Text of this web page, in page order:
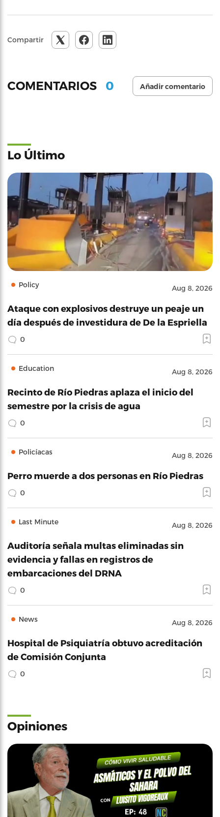
Compartir
COMENTARIOS 0 Añadir comentario
Lo Último
Policy Aug 8, 2026
Ataque con explosivos destruye un peaje un
día después de investidura de De la Espriella
0
Education Aug 8, 2026
Recinto de Río Piedras aplaza el inicio del
semestre por la crisis de agua
0
Policíacas Aug 8, 2026
Perro muerde a dos personas en Río Piedras
0
Last Minute Aug 8, 2026
Auditoría señala multas eliminadas sin
evidencia y fallas en registros de
embarcaciones del DRNA
0
News Aug 8, 2026
Hospital de Psiquiatría obtuvo acreditación
de Comisión Conjunta
0
Opiniones